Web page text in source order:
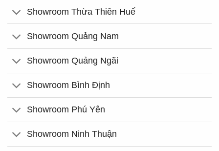
Showroom Thừa Thiên Huế
Showroom Quảng Nam
Showroom Quảng Ngãi
Showroom Bình Định
Showroom Phú Yên
Showroom Ninh Thuận